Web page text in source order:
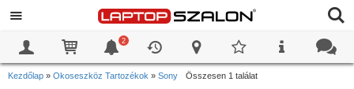
2
Kezdőlap » Okoseszköz Tartozékok » Sony Összesen 1 találat